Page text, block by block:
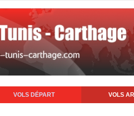
VOLS DÉPART VOLS